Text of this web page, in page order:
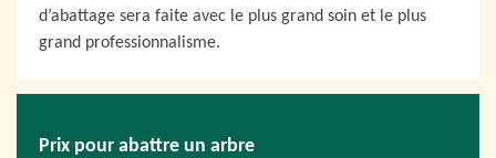
d’abattage sera faite avec le plus grand soin et le plus
grand professionnalisme.
Prix pour abattre un arbre